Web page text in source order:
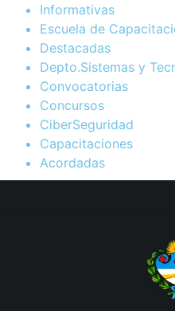
Informativas
Escuela de
Destacadas
Depto.Sistemas y
Convocatorias
Concursos
CiberSeguridad
Capacitaciones
Acordadas